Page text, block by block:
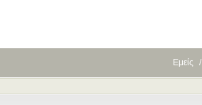
Εμείς /